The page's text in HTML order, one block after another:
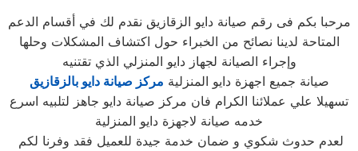
مرحبا بكم فى رقم صيانة دايو الزقازيق نقدم لك في أقسام الدعم
المتاحة لدينا نصائح من الخبراء حول اكتشاف المشكلات وحلها
وإجراء الصيانة لجهاز دايو المنزلي الذي تقتنيه
صيانة جميع اجهزة دايو المنزلية مركز صيانة دايو بالزقازيق
تسهيلا علي عملائنا الكرام فان مركز صيانة دايو جاهز لتلبيه اسرع
خدمه صيانة لاجهزة دايو المنزلية